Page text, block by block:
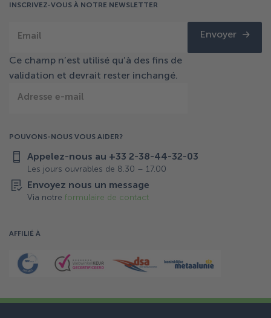
INSCRIVEZ-VOUS À NOTRE NEWSLETTER
Email
Ce champ n’est utilisé qu’à des fins de
validation et devrait rester inchangé.
Adresse e-mail
Envoyer
POUVONS-NOUS VOUS AIDER?
Appelez-nous au +33 2-38-44-32-03
Les jours ouvrables de 8.30 – 17.00
Envoyez nous un message
Via notreformulaire de contact
AFFILIÉ À